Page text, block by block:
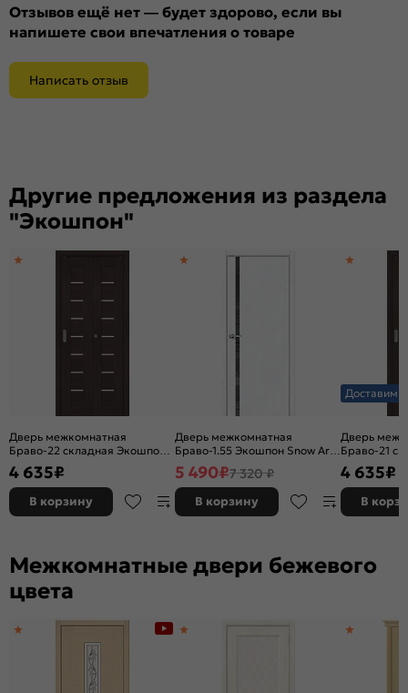
Отзывов ещё нет — будет здорово, если вы
напишете свои впечатления о товаре
Написать отзыв
Другие предложения из раздела
"Экошпон"
Дверь межкомнатная
Браво-22 складная Экошпон,
Wenge Melinga, остекленная,
magic fog, царговая
4 635₽
В корзину
Дверь межкомнатная
Браво-1.55 Экошпон Snow Art,
остекленная, mirox grey,
каркасно-щитовая
5 490₽7 320 ₽
В корзину
Доставим
Дверь
Браво-21
Wenge
царговая
4 635₽
В
Межкомнатные двери бежевого
цвета